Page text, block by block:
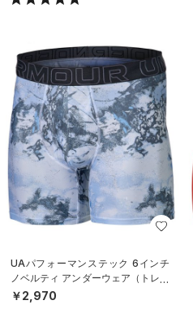
UAパフォーマンステック 6インチ
ノベルティ アンダーウェア（トレー
ニング/MEN）
￥2,970